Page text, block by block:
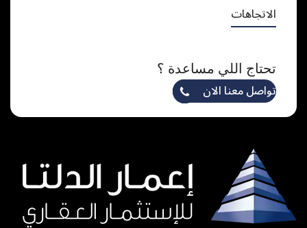
الاتجاهات
تحتاج اللي مساعدة ؟
تواصل معنا الان